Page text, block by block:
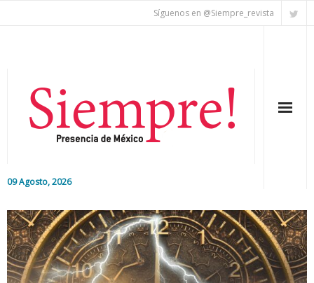
Síguenos en @Siempre_revista
09 Agosto, 2026
Editorial
Nacional